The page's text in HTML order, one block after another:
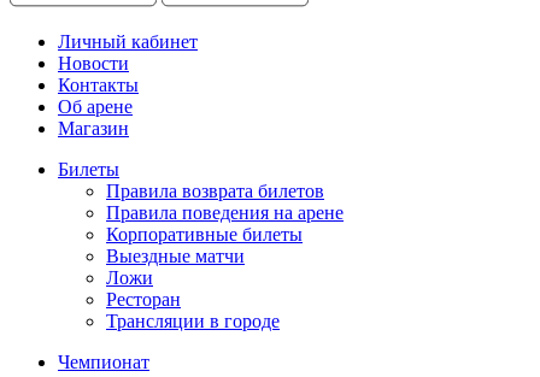
Личный кабинет
Новости
Контакты
Об арене
Магазин
Билеты
Правила возврата билетов
Правила поведения на арене
Корпоративные билеты
Выездные матчи
Ложи
Ресторан
Трансляции в городе
Чемпионат